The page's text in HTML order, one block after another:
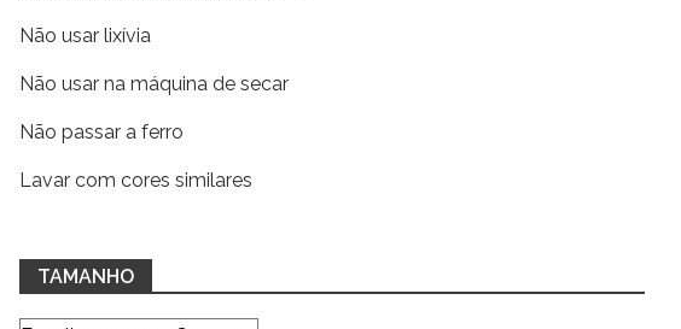
Não usar lixívia
Não usar na máquina de secar
Não passar a ferro
Lavar com cores similares
TAMANHO